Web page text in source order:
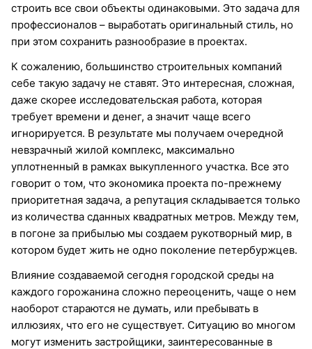
строить все свои объекты одинаковыми. Это задача для
профессионалов – выработать оригинальный стиль, но
при этом сохранить разнообразие в проектах.
К сожалению, большинство строительных компаний
себе такую задачу не ставят. Это интересная, сложная,
даже скорее исследовательская работа, которая
требует времени и денег, а значит чаще всего
игнорируется. В результате мы получаем очередной
невзрачный жилой комплекс, максимально
уплотненный в рамках выкупленного участка. Все это
говорит о том, что экономика проекта по-прежнему
приоритетная задача, а репутация складывается только
из количества сданных квадратных метров. Между тем,
в погоне за прибылью мы создаем рукотворный мир, в
котором будет жить не одно поколение петербуржцев.
Влияние создаваемой сегодня городской среды на
каждого горожанина сложно переоценить, чаще о нем
наоборот стараются не думать, или пребывать в
иллюзиях, что его не существует. Ситуацию во многом
могут изменить застройщики, заинтересованные в